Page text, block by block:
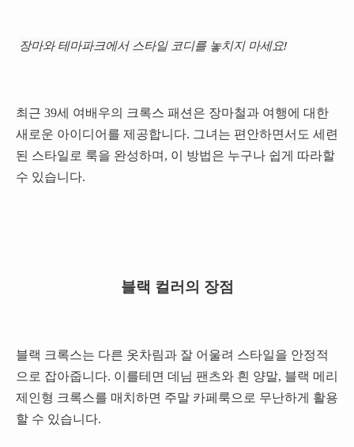
장마와 테마파크에서 스타일 코디를 놓치지 마세요!
최근 39세 여배우의 크록스 패션은 장마철과 여행에 대한
새로운 아이디어를 제공합니다. 그녀는 편안하면서도 세련
된 스타일로 룩을 완성하며, 이 방법은 누구나 쉽게 따라할
수 있습니다.
블랙 컬러의 장점
블랙 크록스는 다른 옷차림과 잘 어울려 스타일을 안정적
으로 잡아줍니다. 이를테면 데님 팬츠와 흰 양말, 블랙 메리
제인형 크록스를 매치하면 주말 카페룩으로 무난하게 활용
할 수 있습니다.